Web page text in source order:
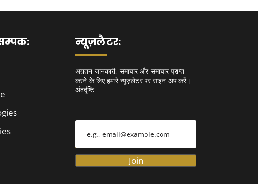
न्यूज़लैटर:
अद्यतन जानकारी, समाचार और समाचार प्राप्त
करने के लिए हमारे न्यूज़लेटर पर साइन अप करें।
अंतर्दृष्टि
Join